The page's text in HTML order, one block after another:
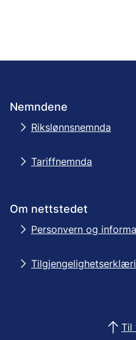
Nemndene
Rikslønnsnemnda
Tariffnemnda
Om nettstedet
Personvern og
Til